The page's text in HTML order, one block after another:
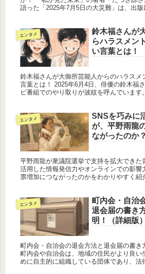
語った「2025年7月5日の大災難」は、出
エンタメ
鈴木福さんが
らハラスメン
い言葉とは！
鈴木福さんが大御所芸能人からのハラスメ
言葉とは！ 2025年6月4日、俳優の鈴木福
ビ番組でのやり取りが波紋を呼んでいます
エンタメ
SNSを巧みに
が、平野雨龍
ながったのか？
平野雨龍が衆議院選挙で支持を拡大できた
活用した情報発信力やオンラインでの影響
票増加につながったのかをわかりやすく紹
エンタメ
町内会・自治
退会届の書き
明！（詳細版）
町内会・自治会の退会方法と退会届の書き
町内会や自治会は、地域の住民がより良い
めに自主的に組織している団体であり、法